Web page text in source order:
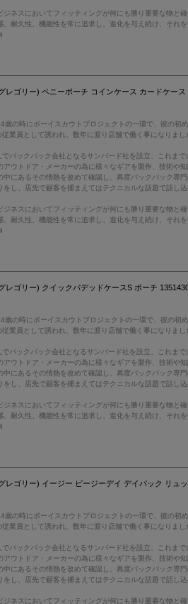
ジネスにおいてフィッティングが何にも勝り重要な物
、耐久性、機能性を常に追求し、進化を与え続け、それ
レゴリー) ペニーポーチ コインケース カードケー
歳の時にボーイスカウトプロジェクトの一環で、彼の
業員として誘われ、数年に渡り店舗で働く事になりまし
バックパック会社となるサンバード社を設立、これま
アウトドア・メーカーの為に様々なギアを製作、技術
中にあるその情熱を改めて確認し、再度バックパック
をし、店先で顧客を捕まえてはテクニカルな話題で話し
ジネスにおいてフィッティングが何にも勝り重要な物
、耐久性、機能性を常に追求し、進化を与え続け、それ
レゴリー) クイックパデッドケースS ポーチ
歳の時にボーイスカウトプロジェクトの一環で、彼の
業員として誘われ、数年に渡り店舗で働く事になりまし
バックパック会社となるサンバード社を設立、これま
アウトドア・メーカーの為に様々なギアを製作、技術
中にあるその情熱を改めて確認し、再度バックパック
をし、店先で顧客を捕まえてはテクニカルな話題で話し
ジネスにおいてフィッティングが何にも勝り重要な物
、耐久性、機能性を常に追求し、進化を与え続け、それ
レゴリー) イージー ピージーデイ デイパック リュ
歳の時にボーイスカウトプロジェクトの一環で、彼の
業員として誘われ、数年に渡り店舗で働く事になりまし
バックパック会社となるサンバード社を設立、これま
アウトドア・メーカーの為に様々なギアを製作、技術
中にあるその情熱を改めて確認し、再度バックパック
をし、店先で顧客を捕まえてはテクニカルな話題で話し
ジネスにおいてフィッティングが何にも勝り重要な物